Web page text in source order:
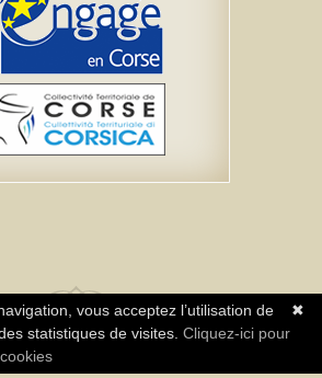
Impresa Neuromediasoft – Diritti
A Rinascita CPIE Centru Corsica
✖
vous acceptez l’utilisation de
statistiques de visites. Cliquez-ici pour